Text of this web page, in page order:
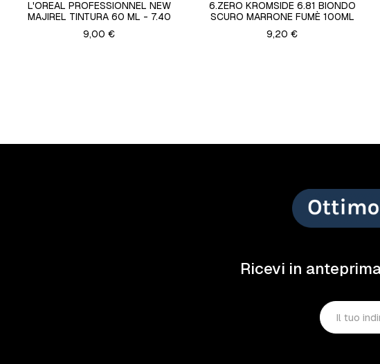
L'OREAL PROFESSIONNEL NEW
MAJIREL TINTURA 60 ML - 7.40
9,00 €
6.ZERO KROMSIDE 6.81 BIONDO
SCURO MARRONE FUMÈ 100ML
9,20 €
Ricevi in